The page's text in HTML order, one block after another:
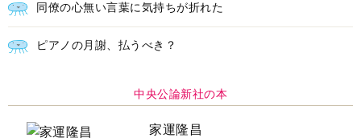
同僚の心無い言葉に気持ちが折れた
ピアノの月謝、払うべき？
中央公論新社の本
家運隆昌